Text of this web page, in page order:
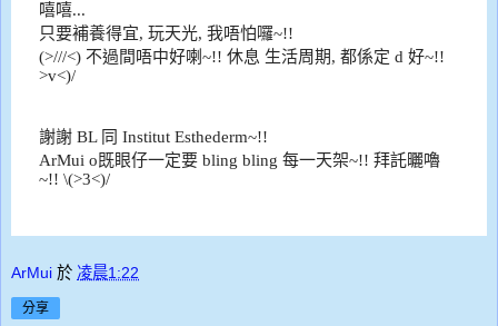
嘻嘻...
只要補養得宜, 玩天光, 我唔怕囉~!!
(>///<) 不過間唔中好喇~!! 休息 生活周期, 都係定 d 好~!!
>v<)/
謝謝 BL 同 Institut Esthederm~!!
ArMui o既眼仔一定要 bling bling 每一天架~!! 拜託曬嚕
~!! \(>3<)/
ArMui 於 凌晨1:22
分享